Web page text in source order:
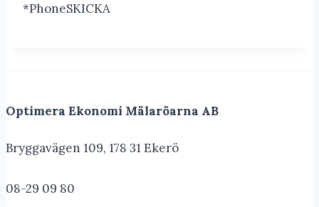
*PhoneSKICKA
Optimera Ekonomi Mälaröarna AB
Bryggavägen 109, 178 31 Ekerö
08-29 09 80